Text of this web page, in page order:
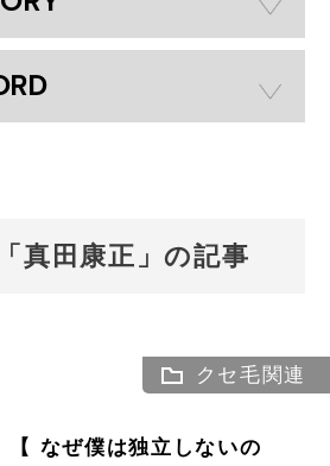
真田康正」の記事
クセ毛関連
【 なぜ僕は独立しないの